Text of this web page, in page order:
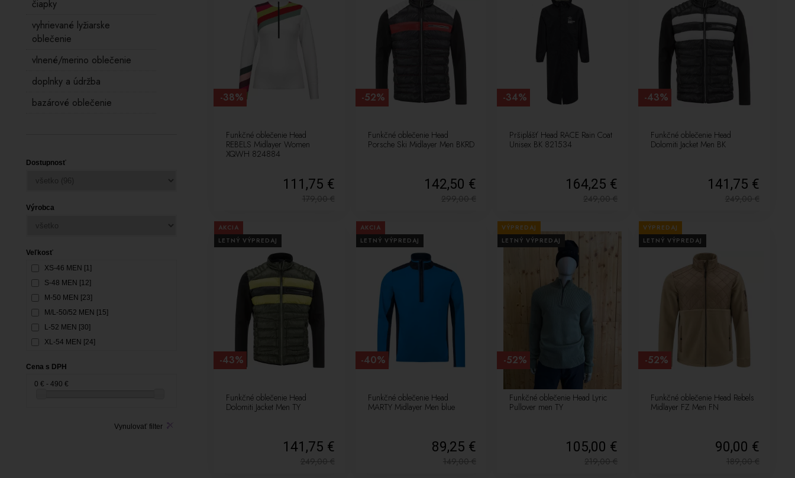
Funkčné oblečenie Head
REBELS Midlayer Women
XQWH 824884
111,75 €
179,00€
-38%
Funkčné oblečenie Head
Porsche Ski Midlayer Men BKRD
142,50 €
299,00€
-52%
Pršiplášť Head RACE Rain Coat
Unisex BK 821534
164,25 €
249,00€
-34%
Funkčné oblečenie Head
Dolomiti Jacket Men BK
141,75 €
249,00€
-43%
AKCIA
LETNÝ VÝPREDAJ
Funkčné oblečenie Head
Dolomiti Jacket Men TY
141,75 €
249,00€
-43%
AKCIA
LETNÝ VÝPREDAJ
Funkčné oblečenie Head
MARTY Midlayer Men blue
89,25 €
149,00€
-40%
VÝPREDAJ
LETNÝ VÝPREDAJ
Funkčné oblečenie Head Lyric
Pullover men TY
105,00 €
219,00€
-52%
VÝPREDAJ
LETNÝ VÝPREDAJ
Funkčné oblečenie Head Rebels
Midlayer FZ Men FN
90,00 €
189,00€
-52%
čiapky
vyhrievané lyžiarske
oblečenie
vlnené/merino oblečenie
doplnky a údržba
bazárové oblečenie
Dostupnosť
Výrobca
Veľkosť
XS-46 MEN [1]
S-48 MEN [12]
M-50 MEN [23]
M/L-50/52 MEN [15]
L-52 MEN [30]
XL-54 MEN [24]
XXXL-58 MEN [17]
32-XXS WOMEN [1]
36/38-S/M WOMEN [23]
Cena s DPH
0 € - 490 €
Vynulovať filter